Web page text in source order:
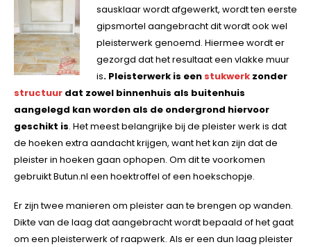
sausklaar wordt afgewerkt, wordt ten eerste
gipsmortel aangebracht dit wordt ook wel
pleisterwerk genoemd. Hiermee wordt er
gezorgd dat het resultaat een vlakke muur
is. Pleisterwerk is een stukwerk zonder
structuur dat zowel binnenhuis als buitenhuis
aangelegd kan worden als de ondergrond hiervoor
geschikt is. Het meest belangrijke bij de pleister werk is dat
de hoeken extra aandacht krijgen, want het kan zijn dat de
pleister in hoeken gaan ophopen. Om dit te voorkomen
gebruikt Butun.nl een hoektroffel of een hoekschopje.
Er zijn twee manieren om pleister aan te brengen op wanden.
Dikte van de laag dat aangebracht wordt bepaald of het gaat
om een pleisterwerk of raapwerk. Als er een dun laag pleister